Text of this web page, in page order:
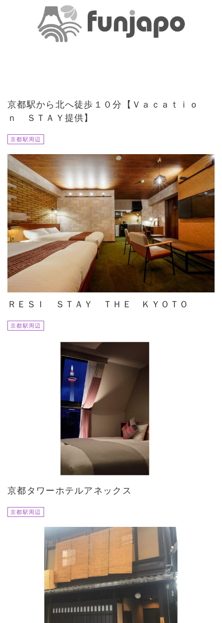
京都駅から北へ徒歩１０分【Ｖａｃａｔｉｏ
ｎ ＳＴＡＹ提供】
京都駅周辺
ＲＥＳＩ ＳＴＡＹ ＴＨＥ ＫＹＯＴＯ
京都駅周辺
京都タワーホテルアネックス
京都駅周辺